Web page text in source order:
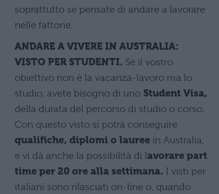
soprattutto se pensate di andare a lavorare
nelle fattorie.
ANDARE A VIVERE IN AUSTRALIA:
VISTO PER STUDENTI. Se il vostro
obiettivo non è la vacanza-lavoro ma lo
studio, avete bisogno di uno Student Visa,
della durata del percorso di studio o corso.
Con questo visto si potrà conseguire
qualifiche, diplomi o lauree in Australia,
e vi dà anche la possibilità di lavorare part
time per 20 ore alla settimana. I visti per
italiani sono rilasciati on-line o, quando